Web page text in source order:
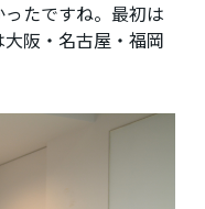
たですね。最初は
阪・名古屋・福岡